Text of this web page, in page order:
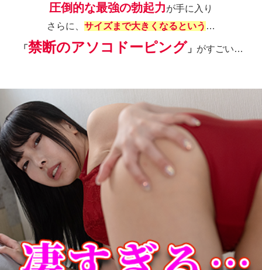
圧倒的な最強の勃起力が手に入り
さらに、 サイズまで大きくなるという …
「 禁断のアソコドーピング 」 がすごい…